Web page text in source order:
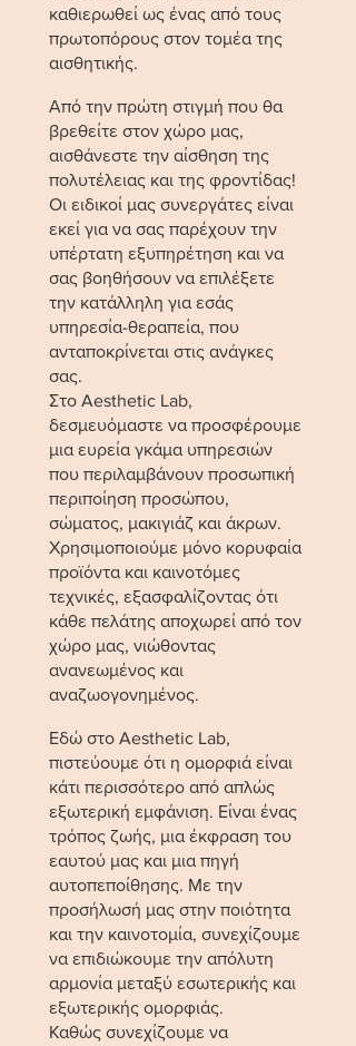
καθιερωθεί ως ένας από τους
πρωτοπόρους στον τομέα της
αισθητικής.
Από την πρώτη στιγμή που θα
βρεθείτε στον χώρο μας,
αισθάνεστε την αίσθηση της
πολυτέλειας και της φροντίδας!
Οι ειδικοί μας συνεργάτες είναι
εκεί για να σας παρέχουν την
υπέρτατη εξυπηρέτηση και να
σας βοηθήσουν να επιλέξετε
την κατάλληλη για εσάς
υπηρεσία-θεραπεία, που
ανταποκρίνεται στις ανάγκες
σας.
Στο Aesthetic Lab,
δεσμευόμαστε να προσφέρουμε
μια ευρεία γκάμα υπηρεσιών
που περιλαμβάνουν προσωπική
περιποίηση προσώπου,
σώματος, μακιγιάζ και άκρων.
Χρησιμοποιούμε μόνο κορυφαία
προϊόντα και καινοτόμες
τεχνικές, εξασφαλίζοντας ότι
κάθε πελάτης αποχωρεί από τον
χώρο μας, νιώθοντας
ανανεωμένος και
αναζωογονημένος.
Εδώ στο Aesthetic Lab,
πιστεύουμε ότι η ομορφιά είναι
κάτι περισσότερο από απλώς
εξωτερική εμφάνιση. Είναι ένας
τρόπος ζωής, μια έκφραση του
εαυτού μας και μια πηγή
αυτοπεποίθησης. Με την
προσήλωσή μας στην ποιότητα
και την καινοτομία, συνεχίζουμε
να επιδιώκουμε την απόλυτη
αρμονία μεταξύ εσωτερικής και
εξωτερικής ομορφιάς.
Καθώς συνεχίζουμε να